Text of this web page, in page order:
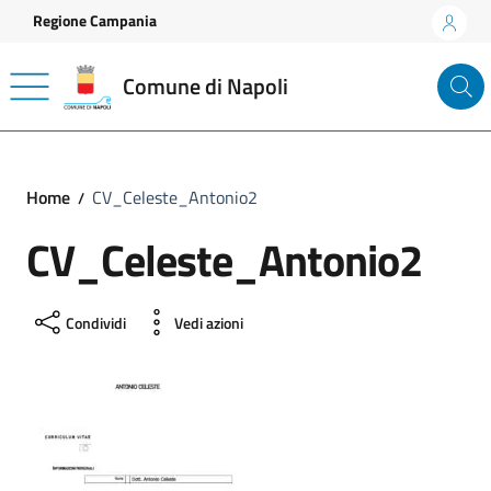
Vai ai contenuti
Vai al footer
Regione Campania
Comune di Napoli
Home CV_Celeste_Antonio2
CV_Celeste_Antonio2
Condividi Vedi azioni